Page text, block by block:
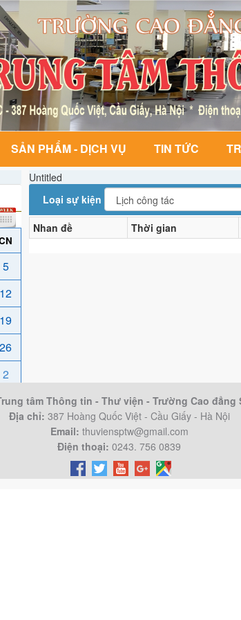
SẢN PHẨM - DỊCH VỤ TIN TỨC
5
12
19
26
2
Untitled
Loại sự kiện
Nhan đề Thời gian
tâm Thông tin - Thư viện - Trường Cao đẳng
Địa chỉ: 387 Hoàng Quốc Việt - Cầu Giấy - Hà Nội
Email: thuviensptw@gmail.com
Điện thoại: 0243. 756 0839